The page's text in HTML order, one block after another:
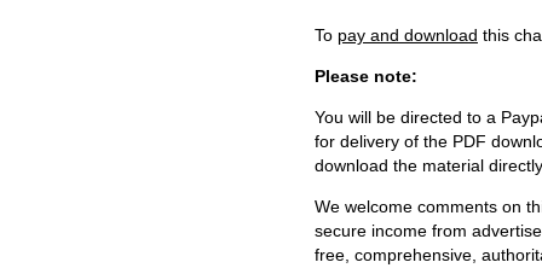
To pay and download this
Please note:
You will be directed to a
for delivery of the PDF
download the material
We welcome comments on
secure income from
free, comprehensive,